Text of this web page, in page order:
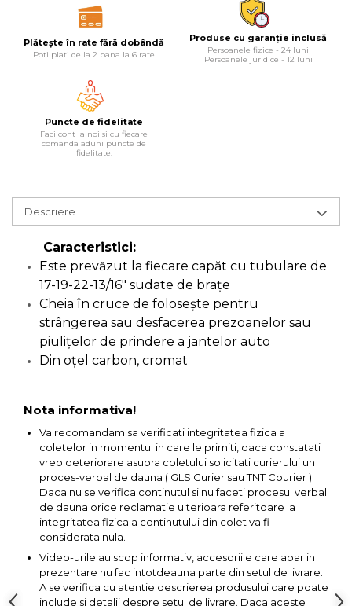
Manometru
Antifurt Bicicleta
Densimetru
Accesorii Auto
Tester Baterie Auto
Cheie Roti
Cheie Bujii
Cheie Filtru Ulei
Capre & Suporti Auto
Pat Mobil Auto
Cric Hidraulic
Set / trusa chei tubulare
Chei Tubulare
(combustibil)
Presa Hidraulica Tinichigerie
& Suruburi
Extractor Rulmenti
Cabluri
Plătește în rate fără dobândă
Poti plati de la 2 pana la 6 rate
Produse cu garanție inclusă
Persoanele fizice - 24 luni
Persoanele juridice - 12 luni
Puncte de fidelitate
Faci cont la noi si cu fiecare
comanda aduni puncte de
fidelitate.
Descriere
Caracteristici:
Este prevăzut la fiecare capăt cu tubulare de
17-19-22-13/16" sudate de braţe
Cheia în cruce de foloseşte pentru
strângerea sau desfacerea prezoanelor sau
piuliţelor de prindere a jantelor auto
Din oţel carbon, cromat
Nota informativa!
Va recomandam sa verificati integritatea fizica a
coletelor in momentul in care le primiti, daca constatati
vreo deteriorare asupra coletului solicitati curierului un
proces-verbal de dauna ( GLS Curier sau TNT Courier ).
Daca nu se verifica continutul si nu faceti procesul verbal
de dauna orice reclamatie ulterioara referitoare la
integritatea fizica a continutului din colet va fi
considerata nula.
Video-urile au scop informativ, accesoriile care apar in
prezentare nu fac intotdeauna parte din setul de livrare.
A se verifica cu atentie descrierea produsului care poate
include si detalii despre setul de livrare. Daca aceste